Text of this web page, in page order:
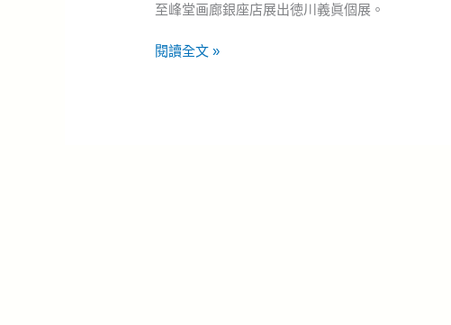
至峰堂画廊銀座店展出徳川義眞個展。
閱讀全文 »